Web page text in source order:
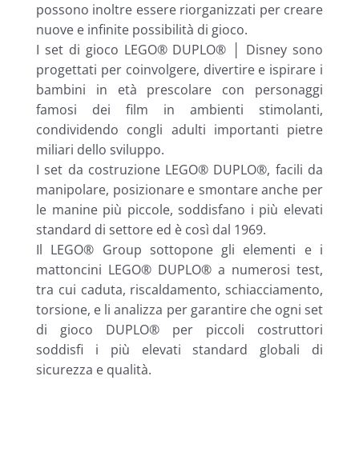
possono inoltre essere riorganizzati per creare
nuove e infinite possibilità di gioco.
I set di gioco LEGO® DUPLO® │ Disney sono
progettati per coinvolgere, divertire e ispirare i
bambini in età prescolare con personaggi
famosi dei film in ambienti stimolanti,
condividendo congli adulti importanti pietre
miliari dello sviluppo.
I set da costruzione LEGO® DUPLO®, facili da
manipolare, posizionare e smontare anche per
le manine più piccole, soddisfano i più elevati
standard di settore ed è così dal 1969.
Il LEGO® Group sottopone gli elementi e i
mattoncini LEGO® DUPLO® a numerosi test,
tra cui caduta, riscaldamento, schiacciamento,
torsione, e li analizza per garantire che ogni set
di gioco DUPLO® per piccoli costruttori
soddisfi i più elevati standard globali di
sicurezza e qualità.